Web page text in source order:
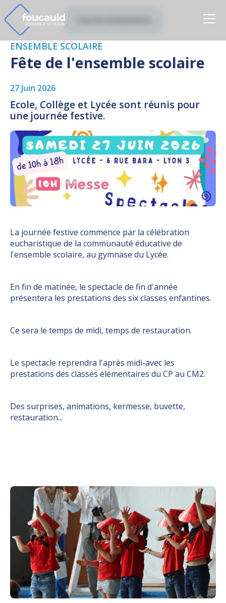
ENSEMBLE SCOLAIRE
Fête de l'ensemble scolaire
27 Juin 2026
Ecole, Collège et Lycée sont réunis pour
une journée festive.
La journée festive commence par la célébration
eucharistique de la communauté éducative de
l'ensemble scolaire, au gymnase du Lycée.
En fin de matinée, le spectacle de fin d'année
présentera les prestations des six classes enfantines.
Ce sera le temps de midi, temps de restauration.
Le spectacle reprendra l'après midi-avec les
prestations des classes élémentaires du CP au CM2.
Des surprises, animations, kermesse, buvette,
restauration...